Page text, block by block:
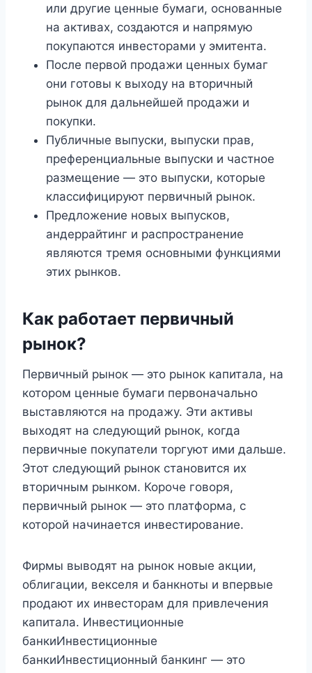
или другие ценные бумаги, основанные
на активах, создаются и напрямую
покупаются инвесторами у эмитента.
После первой продажи ценных бумаг
они готовы к выходу на вторичный
рынок для дальнейшей продажи и
покупки.
Публичные выпуски, выпуски прав,
преференциальные выпуски и частное
размещение — это выпуски, которые
классифицируют первичный рынок.
Предложение новых выпусков,
андеррайтинг и распространение
являются тремя основными функциями
этих рынков.
Как работает первичный
рынок?
Первичный рынок — это рынок капитала, на
котором ценные бумаги первоначально
выставляются на продажу. Эти активы
выходят на следующий рынок, когда
первичные покупатели торгуют ими дальше.
Этот следующий рынок становится их
вторичным рынком. Короче говоря,
первичный рынок — это платформа, с
которой начинается инвестирование.
Фирмы выводят на рынок новые акции,
облигации, векселя и банкноты и впервые
продают их инвесторам для привлечения
капитала. Инвестиционные
банкиИнвестиционные
банкиИнвестиционный банкинг — это